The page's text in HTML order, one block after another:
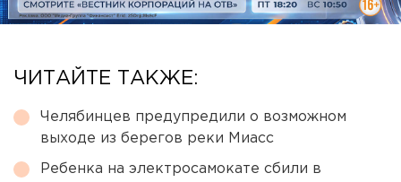
ЧИТАЙТЕ ТАКЖЕ:
Челябинцев предупредили о возможном
выходе из берегов реки Миасс
Ребенка на электросамокате сбили в